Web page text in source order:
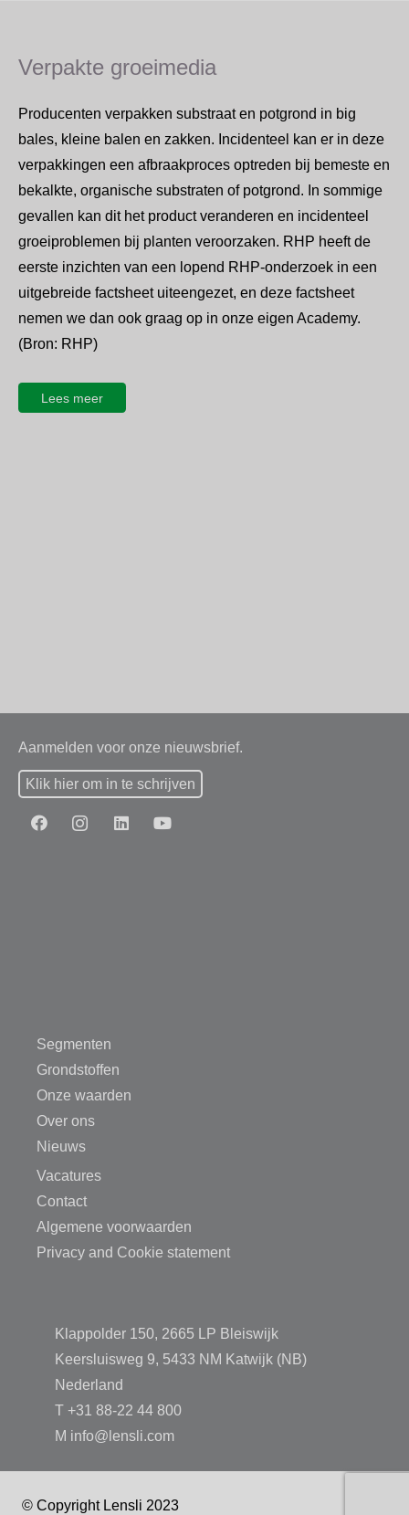
Verpakte groeimedia
Producenten verpakken substraat en potgrond in big
bales, kleine balen en zakken. Incidenteel kan er in deze
verpakkingen een afbraakproces optreden bij bemeste en
bekalkte, organische substraten of potgrond. In sommige
gevallen kan dit het product veranderen en incidenteel
groeiproblemen bij planten veroorzaken. RHP heeft de
eerste inzichten van een lopend RHP-onderzoek in een
uitgebreide factsheet uiteengezet, en deze factsheet
nemen we dan ook graag op in onze eigen Academy.
(Bron: RHP)
Lees meer
Aanmelden voor onze nieuwsbrief.
Klik hier om in te schrijven
Segmenten
Grondstoffen
Onze waarden
Over ons
Nieuws
Vacatures
Contact
Algemene voorwaarden
Privacy and Cookie statement
Klappolder 150, 2665 LP Bleiswijk
Keersluisweg 9, 5433 NM Katwijk (NB)
Nederland
T +31 88-22 44 800
M info@lensli.com
© Copyright Lensli 2023